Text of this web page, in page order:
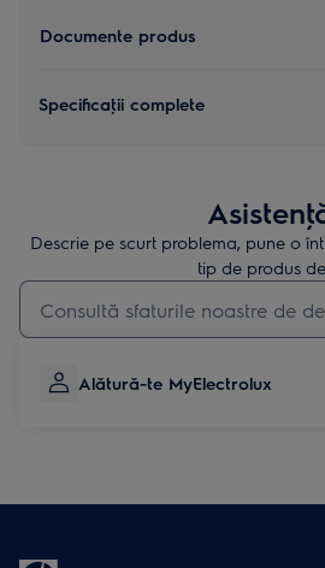
Documente produs
Specificaţii complete
Descrie pe scurt problema, pune o
tip de produs
Type to search for support articles
Alătură-te MyElectrolux